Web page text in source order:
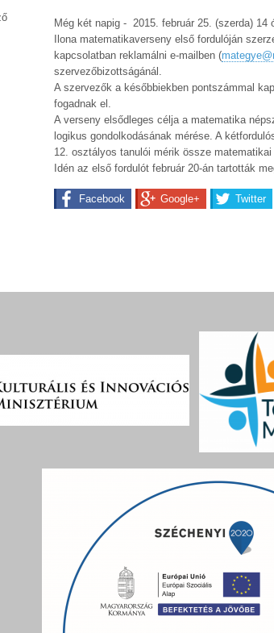
Még két napig - 2015. február 25. (szerda) 14
Ilona matematikaverseny első fordulóján
kapcsolatban reklamálni e-mailben (
szervezőbizottságánál.
A szervezők a későbbiekben pontszámmal
fogadnak el.
A verseny elsődleges célja a matematika
logikus gondolkodásának mérése. A
12. osztályos tanulói mérik össze matematikai
Idén az első fordulót február 20-án tartották
Facebook Google+ Twitter